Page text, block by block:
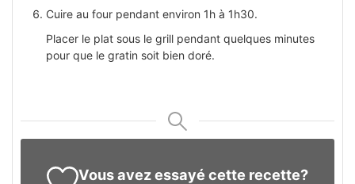
Cuire au four pendant environ 1h à 1h30.
Placer le plat sous le grill pendant quelques minutes
pour que le gratin soit bien doré.
Vous avez essayé cette recette?